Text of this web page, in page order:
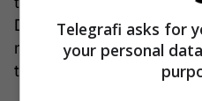
Dembélé sot ka vlerë
më shumë se kurrë,
të PSG-së.
Telegrafi asks for
your personal